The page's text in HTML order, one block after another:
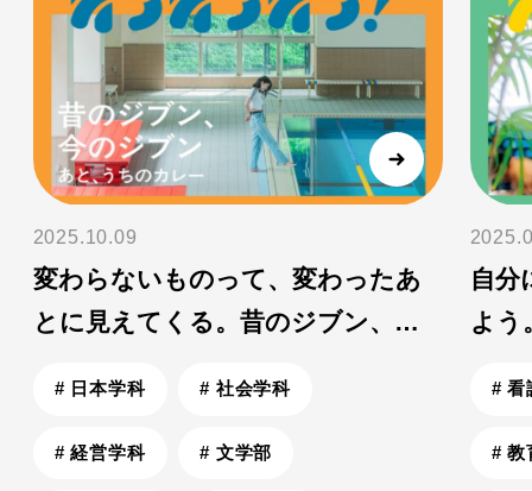
2025.10.09
変わらないものって、変わったあ
とに見えてくる。昔のジブン、今
# 日本学科 # 社会学科
# 経営学科 # 文学部
自分
よう
# 看
# 教